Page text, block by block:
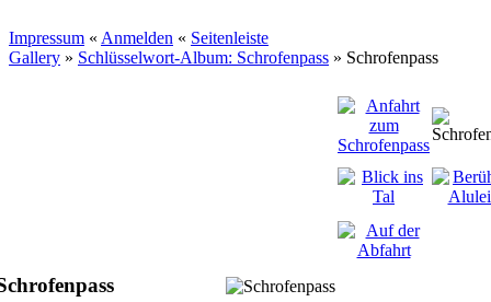
Impressum « Anmelden « Seitenleiste
Gallery » Schlüsselwort-Album: Schrofenpass » Schrofenpass